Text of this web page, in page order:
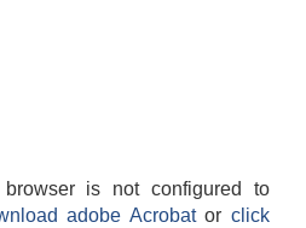
is not configured to
adobe Acrobatorclick